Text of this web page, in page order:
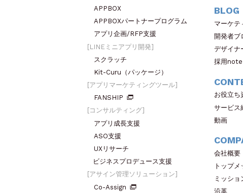
APPBOX
APPBOXパートナープログラム
アプリ企画/RFP支援
LINEミニアプリ開発
スクラッチ
Kit-Curu（パッケージ）
アプリマーケティングツール
FANSHIP
コンサルティング
アプリ成長支援
ASO支援
UXリサーチ
ビジネスプロデュース支援
アサイン管理ソリューション
Co-Assign
BLOG
マーケテ
開発者ブ
デザイナ
採用note
お役立ち
サービス
動画
会社概要
トップメ
ミッショ
沿革